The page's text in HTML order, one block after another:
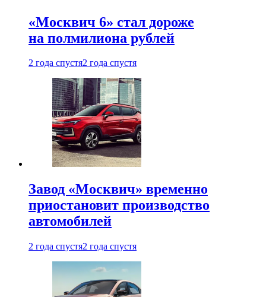
«Москвич 6» стал дороже
на полмилиона рублей
2 года спустя2 года спустя
Завод «Москвич» временно
приостановит производство
автомобилей
2 года спустя2 года спустя